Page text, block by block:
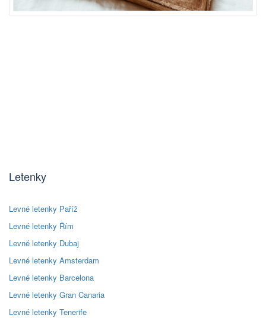
Letenky
Levné letenky Paříž
Levné letenky Řím
Levné letenky Dubaj
Levné letenky Amsterdam
Levné letenky Barcelona
Levné letenky Gran Canaria
Levné letenky Tenerife